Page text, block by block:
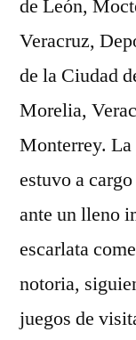
de León,
Veracruz,
de la Ciudad
Morelia,
Monterrey. La
estuvo a
ante un lleno
escarlata
notoria,
juegos de